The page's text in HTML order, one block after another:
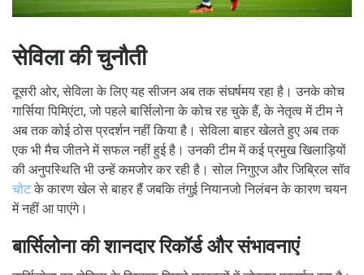
सेविला की चुनौती
दूसरी ओर, सेविला के लिए यह सीजन अब तक संघर्षमय रहा है। उनके कोच
गार्सिया पिमिएंटा, जो पहले बार्सिलोना के कोच रह चुके हैं, के नेतृत्व में टीम ने
अब तक कोई ठोस प्रदर्शन नहीं किया है। सेविला बाहर खेलते हुए अब तक
एक भी मैच जीतने में सफल नहीं हुई है। उनकी टीम में कई प्रमुख खिलाड़ियों
की अनुपस्थिति भी उन्हें कमजोर कर रही है। सोल निगुएज और जिब्रिल सॉव
चोटके कारण खेल से बाहर हैं जबकि तंगुई नियानजो निलंबन के कारण चयन
में नहीं आ पाएंगे।
बार्सिलोना की शानदार रिकॉर्ड और संभावनाएं